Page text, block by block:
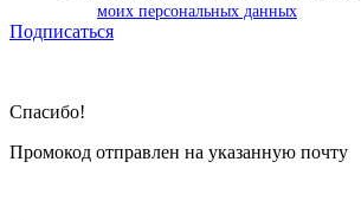
моих персональных данных
Подписаться
Спасибо!
Промокод отправлен на указанную почту